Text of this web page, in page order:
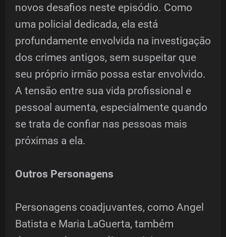
novos desafios neste episódio. Como
uma policial dedicada, ela está
profundamente envolvida na investigação
dos crimes antigos, sem suspeitar que
seu próprio irmão possa estar envolvido.
A tensão entre sua vida profissional e
pessoal aumenta, especialmente quando
se trata de confiar nas pessoas mais
próximas a ela.
Outros Personagens
Personagens coadjuvantes, como Angel
Batista e Maria LaGuerta, também